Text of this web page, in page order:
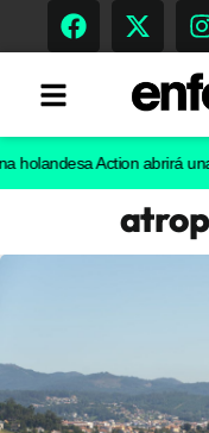
Gastronomía
Action abrirá una